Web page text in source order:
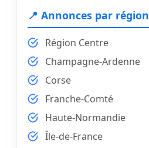
📍 Annonces par région
Région Centre
Champagne-Ardenne
Corse
Franche-Comté
Haute-Normandie
Île-de-France